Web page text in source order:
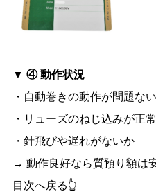
▼ ④ 動作状況
・自動巻きの動作が問題な
・リューズのねじ込みが正
・針飛びや遅れがないか
→ 動作良好なら質預り額は
目次へ戻る👆